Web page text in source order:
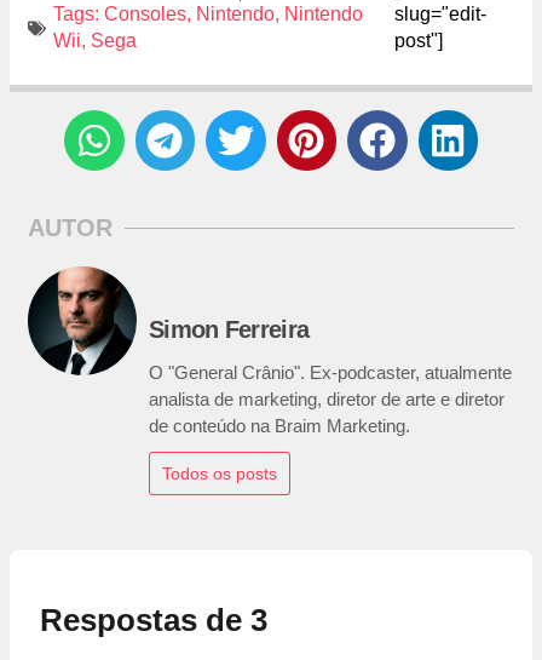
Tags: Consoles, Nintendo, Nintendo
Wii, Sega
slug="edit-
post"]
AUTOR
Simon Ferreira
O "General Crânio". Ex-podcaster, atualmente
analista de marketing, diretor de arte e diretor
de conteúdo na Braim Marketing.
Todos os posts
Respostas de 3